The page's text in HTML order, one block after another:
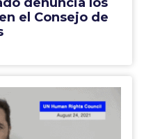
el Consejo de